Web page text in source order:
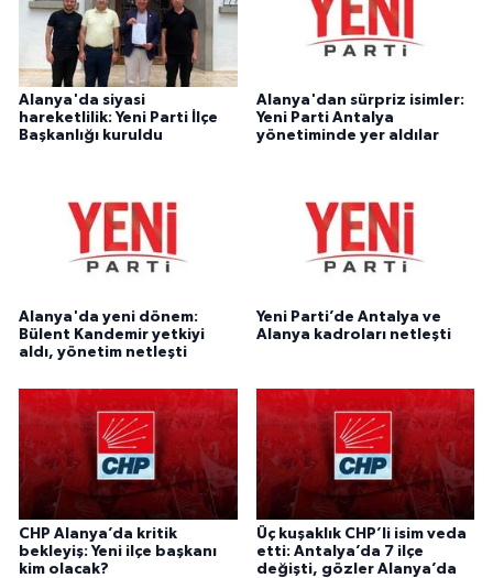
Alanya'da siyasi
hareketlilik: Yeni Parti İlçe
Başkanlığı kuruldu
Alanya'dan sürpriz isimler:
Yeni Parti Antalya
yönetiminde yer aldılar
Alanya'da yeni dönem:
Bülent Kandemir yetkiyi
aldı, yönetim netleşti
Yeni Parti’de Antalya ve
Alanya kadroları netleşti
CHP Alanya’da kritik
bekleyiş: Yeni ilçe başkanı
kim olacak?
Üç kuşaklık CHP’li isim veda
etti: Antalya’da 7 ilçe
değişti, gözler Alanya’da